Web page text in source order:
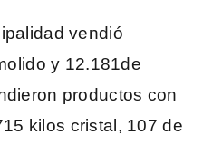
vendió
y 12.181de
productos con
kilos cristal, 107 de